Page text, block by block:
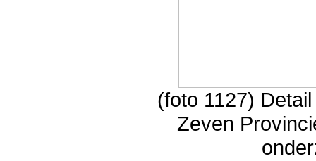
(foto 1127)
Zeven